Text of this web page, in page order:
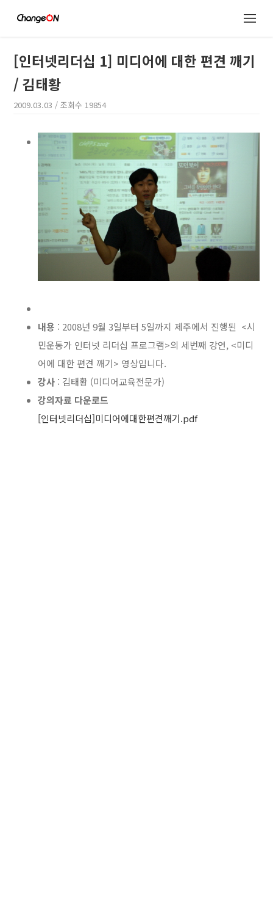
[인터넷리더십 1] 미디어에 대한 편견 깨기
/ 김태황
2009.03.03 / 조회수19854
내용 : 2008년 9월 3일부터 5일까지 제주에서 진행된 <시
민운동가 인터넷 리더십 프로그램>의 세번째 강연, <미디
어에 대한 편견 깨기> 영상입니다.
강사 : 김태황 (미디어교육전문가)
강의자료 다운로드
[인터넷리더십]미디어에대한편견깨기.pdf